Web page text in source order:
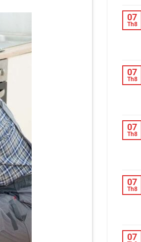
07
Th8
07
Th8
07
Th8
07
Th8
07